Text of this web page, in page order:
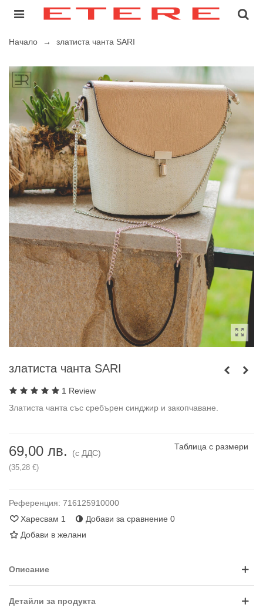
Начало → златиста чанта SARI
златиста чанта SARI
1 Review
Златиста чанта със сребърен синджир и закопчаване.
69,00 лв. (с ДДС)
(35,28 €)
Таблица с размери
Референция: 716125910000
Харесвам 1 Добави за сравнение 0
Добави в желани
Описание
Детайли за продукта